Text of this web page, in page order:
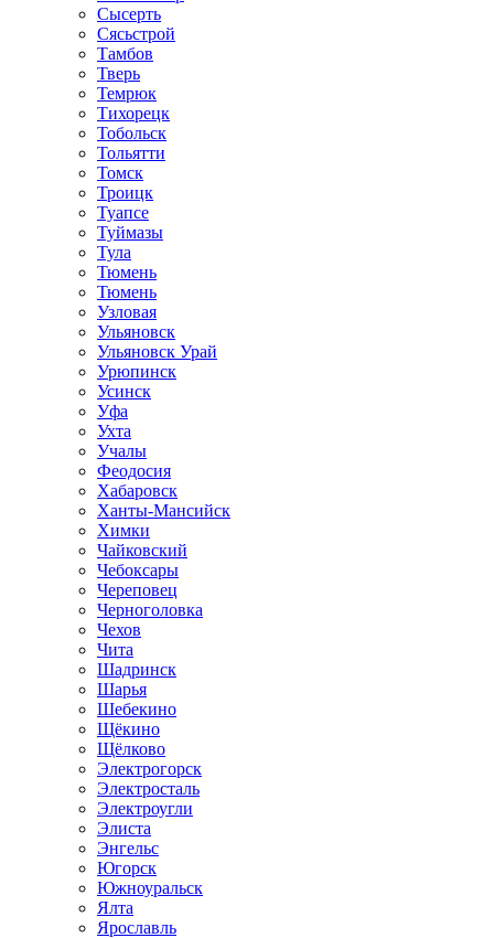
Сысерть
Сясьстрой
Тамбов
Тверь
Темрюк
Тихорецк
Тобольск
Тольятти
Томск
Троицк
Туапсе
Туймазы
Тула
Тюмень
Тюмень
Узловая
Ульяновск
Ульяновск Урай
Урюпинск
Усинск
Уфа
Ухта
Учалы
Феодосия
Хабаровск
Ханты-Мансийск
Химки
Чайковский
Чебоксары
Череповец
Черноголовка
Чехов
Чита
Шадринск
Шарья
Шебекино
Щёкино
Щёлково
Электрогорск
Электросталь
Электроугли
Элиста
Энгельс
Югорск
Южноуральск
Ялта
Ярославль